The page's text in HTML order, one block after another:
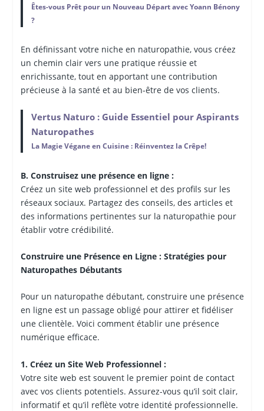
Êtes-vous Prêt pour un Nouveau Départ avec Yoann Bénony
?
En définissant votre niche en naturopathie, vous créez
un chemin clair vers une pratique réussie et
enrichissante, tout en apportant une contribution
précieuse à la santé et au bien-être de vos clients.
Vertus Naturo : Guide Essentiel pour Aspirants
Naturopathes
La Magie Végane en Cuisine : Réinventez la Crêpe!
B. Construisez une présence en ligne :
Créez un site web professionnel et des profils sur les
réseaux sociaux. Partagez des conseils, des articles et
des informations pertinentes sur la naturopathie pour
établir votre crédibilité.
Construire une Présence en Ligne : Stratégies pour
Naturopathes Débutants
Pour un naturopathe débutant, construire une présence
en ligne est un passage obligé pour attirer et fidéliser
une clientèle. Voici comment établir une présence
numérique efficace.
1. Créez un Site Web Professionnel :
Votre site web est souvent le premier point de contact
avec vos clients potentiels. Assurez-vous qu’il soit clair,
informatif et qu’il reflète votre identité professionnelle.